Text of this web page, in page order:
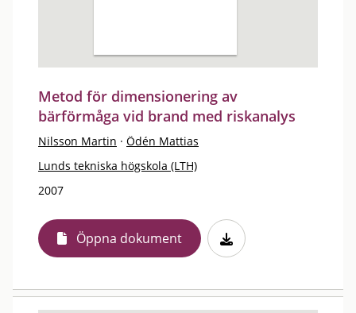
Metod för dimensionering av
bärförmåga vid brand med riskanalys
Nilsson Martin · Ödén Mattias
Lunds tekniska högskola (LTH)
2007
Öppna dokument